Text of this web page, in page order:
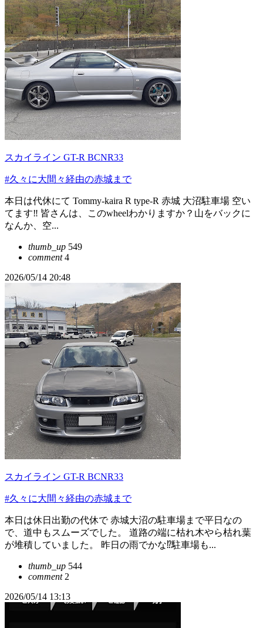
スカイライン GT-R BCNR33
#久々に大間々経由の赤城まで
本日は代休にて Tommy-kaira R type-R 赤城 大沼駐車場 空い
てます‼️ 皆さんは、このwheelわかりますか？山をバックに
なんか、空...
thumb_up 549
comment4
2026/05/14 20:48
スカイライン GT-R BCNR33
#久々に大間々経由の赤城まで
本日は休日出勤の代休で 赤城大沼の駐車場まで平日なの
で、道中もスムーズでした。 道路の端に枯れ木やら枯れ葉
が堆積していました。 昨日の雨でかな⁉️駐車場も...
thumb_up 544
comment2
2026/05/14 13:13